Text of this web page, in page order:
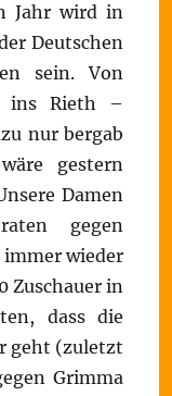
Jahr wird in
Deutschen
sein. Von
ins Rieth –
nur bergab
gestern
Damen
gegen
immer wieder
Zuschauer in
dass die
geht (zuletzt
Grimma